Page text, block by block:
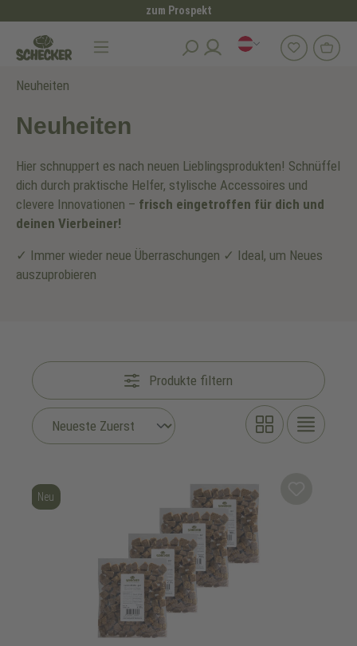
zum Prospekt
Neuheiten
Neuheiten
Hier schnuppert es nach neuen Lieblingsprodukten! Schnüffel
dich durch praktische Helfer, stylische Accessoires und
clevere Innovationen – frisch eingetroffen für dich und
deinen Vierbeiner!
✓ Immer wieder neue Überraschungen ✓ Ideal, um Neues
auszuprobieren
Produkte filtern
Neu